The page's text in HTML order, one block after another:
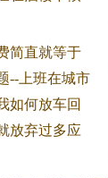
简直就等于
--上班在城市
如何放车回
放弃过多应